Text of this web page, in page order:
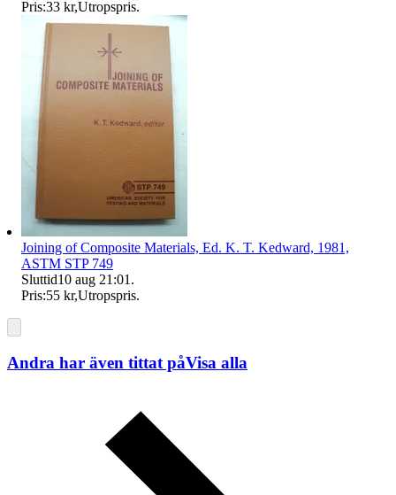
Pris:33 kr,Utropspris.
Joining of Composite Materials, Ed. K. T. Kedward, 1981,
ASTM STP 749
Sluttid10 aug 21:01 .
Pris:55 kr,Utropspris.
Andra har även tittat påVisa alla